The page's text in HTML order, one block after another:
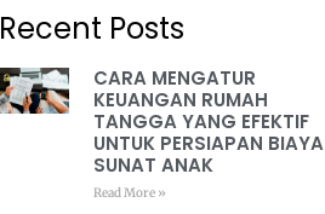
Recent Posts
CARA MENGATUR
KEUANGAN RUMAH
TANGGA YANG EFEKTIF
UNTUK PERSIAPAN BIAYA
SUNAT ANAK
Read More »